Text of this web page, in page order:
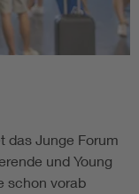
das Junge Forum
und Young
schon vorab